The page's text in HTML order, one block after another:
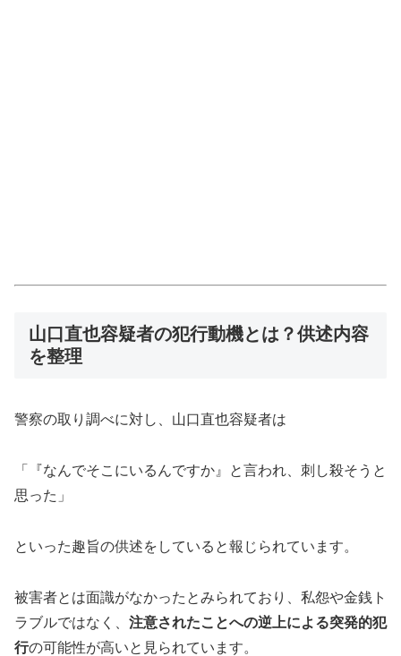
山口直也容疑者の犯行動機とは？供述内容
を整理
警察の取り調べに対し、山口直也容疑者は
「『なんでそこにいるんですか』と言われ、刺し殺そうと
思った」
といった趣旨の供述をしていると報じられています。
被害者とは面識がなかったとみられており、私怨や金銭ト
ラブルではなく、 注意されたことへの逆上による突発的犯
行の可能性が高いと見られています。